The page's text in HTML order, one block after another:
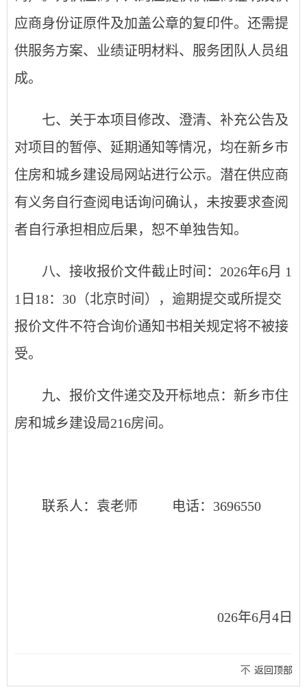
应商身份证原件及加盖公章的复印件。 还需提
供服务方案、业绩证明材料、服务团队人员组
成。
七、关于本项目修改、澄清、补充公告及
对项目的暂停、延期通知等情况，均在新乡市
住房和城乡建设局网站进行公示。潜在供应商
有义务自行查阅电话询问确认，未按要求查阅
者自行承担相应后果，恕不单独告知。
八、接收报价文件截止 时间：2026年6月 1
1 日 18：30 （北京时间），逾期提交或所提交
报价文件不符合询价通知书相关规定将不被接
受。
九、报价文件递交及开标地点：新乡市住
房和城乡建设局216房间。
联系人：袁老师 电话：3696550
026年6月 4 日
返回顶部